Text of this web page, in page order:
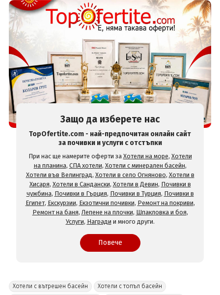
Защо да изберете нас
TopOfertite.com - най-предпочитан онлайн сайт
за почивки и услуги с отстъпки
При нас ще намерите оферти за Хотели на море, Хотели
на планина, СПА хотели, Хотели с минерален басейн,
Хотели във Велинград, Хотели в село Огняново, Хотели в
Хисаря, Хотели в Сандански, Хотели в Девин, Почивки в
чужбина, Почивки в Гърция, Почивки в Турция, Почивки в
Египет, Екскурзии, Екзотични почивки, Ремонт на покриви,
Ремонт на баня, Лепене на плочки, Шпакловка и боя,
Услуги, Награди и много други.
Повече
Хотели с вътрешен басейн
Хотели с топъл басейн